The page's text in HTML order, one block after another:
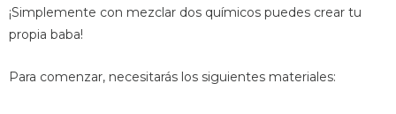
¡Simplemente con mezclar dos químicos puedes crear tu
propia baba!
Para comenzar, necesitarás los siguientes materiales: